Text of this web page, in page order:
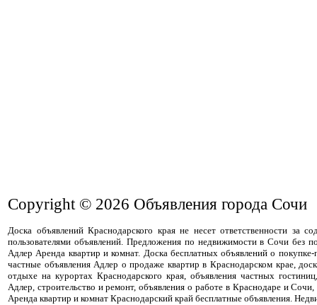
Copyright © 2026 Объявления города Сочи
Доска объявлений Краснодарского края не несет ответственности за
пользователями объявлений. Предложения по недвижимости в Сочи без
Адлер Аренда квартир и комнат. Доска бесплатных объявлений о
частные объявления Адлер о продаже квартир в Краснодарском крае,
отдыхе на курортах Краснодарского края, объявления частных
Адлер, строительство и ремонт, объявления о работе в Краснодаре и
Аренда квартир и комнат Краснодарский край бесплатные объявления.